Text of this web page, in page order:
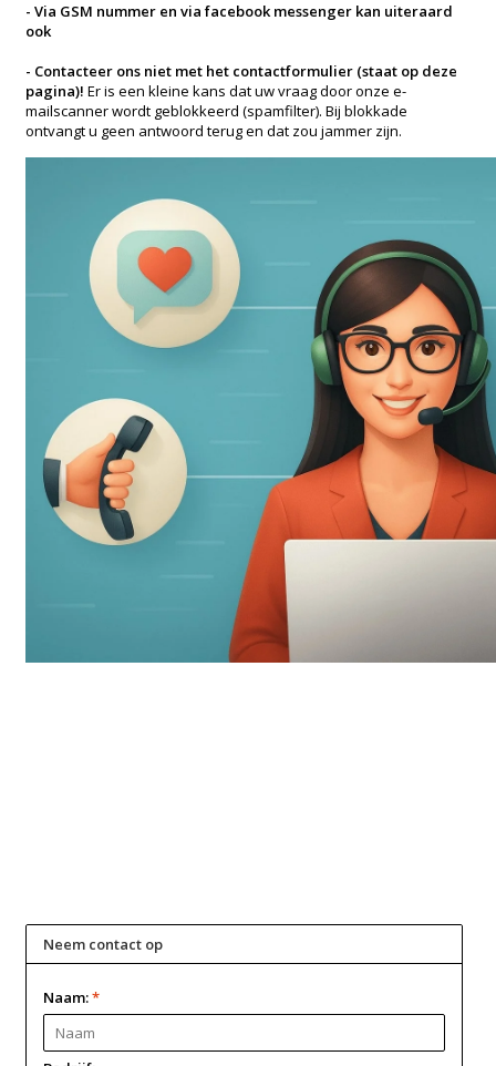
- Via GSM nummer en via facebook messenger kan uiteraard
ook
- Contacteer ons niet met het contactformulier (staat op deze
pagina)! Er is een kleine kans dat uw vraag door onze e-
mailscanner wordt geblokkeerd (spamfilter). Bij blokkade
ontvangt u geen antwoord terug en dat zou jammer zijn.
Neem contact op
Naam:*